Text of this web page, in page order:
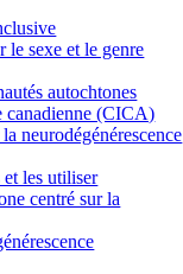
le sexe et le genre
autochtones
canadienne (CICA)
neurodégénérescence
et les utiliser
centré sur la